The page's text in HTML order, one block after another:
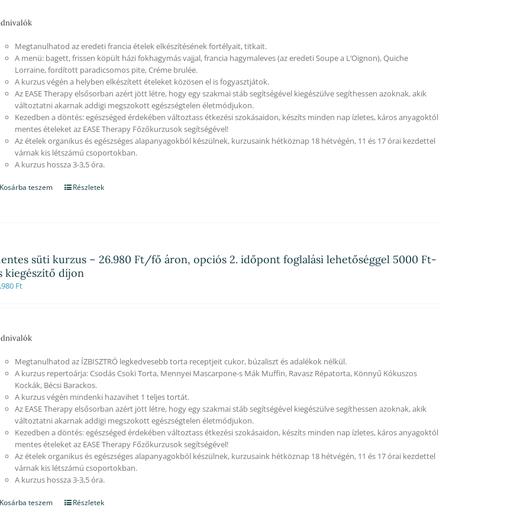
Megtanulhatod az eredeti francia ételek elkészítésének fortélyait, titkait.
A menü: bagett, frissen köpült házi fokhagymás vajjal, francia hagymaleves (az eredeti Soupe a L’Oignon), Quiche
Lorraine, fordított paradicsomos pite, Créme brulée.
A kurzus végén a helyben elkészített ételeket közösen el is fogyasztjátok.
Az EASE Therapy elsősorban azért jött létre, hogy egy szakmai stáb segítségével kiegészülve segíthessen azoknak, akik
változtatni akarnak addigi megszokott egészségtelen életmódjukon.
Kezedben a döntés: egészséged érdekében változtass étkezési szokásaidon, készíts minden nap ízletes, káros anyagoktól
mentes ételeket az EASE Therapy Főzőkurzusok segítségével!
Az ételek organikus és egészséges alapanyagokból készülnek, kurzusaink hétköznap 18 hétvégén, 11 és 17 órai kezdettel
várnak kis létszámú csoportokban.
A kurzus hossza 3-3,5 óra.
teszem Részletek
süti kurzus – 26.980 Ft/fő áron, opciós 2. időpont foglalási lehetőséggel 5000 Ft-
kiegészítő díjon
Ft
Megtanulhatod az ÍZBISZTRÓ legkedvesebb torta receptjeit cukor, búzaliszt és adalékok nélkül.
A kurzus repertoárja: Csodás Csoki Torta, Mennyei Mascarpone-s Mák Muffin, Ravasz Répatorta, Könnyű Kókuszos
Kockák, Bécsi Barackos.
A kurzus végén mindenki hazavihet 1 teljes tortát.
Az EASE Therapy elsősorban azért jött létre, hogy egy szakmai stáb segítségével kiegészülve segíthessen azoknak, akik
változtatni akarnak addigi megszokott egészségtelen életmódjukon.
Kezedben a döntés: egészséged érdekében változtass étkezési szokásaidon, készíts minden nap ízletes, káros anyagoktól
mentes ételeket az EASE Therapy Főzőkurzusok segítségével!
Az ételek organikus és egészséges alapanyagokból készülnek, kurzusaink hétköznap 18 hétvégén, 11 és 17 órai kezdettel
várnak kis létszámú csoportokban.
A kurzus hossza 3-3,5 óra.
teszem Részletek